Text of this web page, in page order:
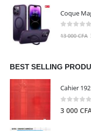
13 000CFA
BEST SELLING
3 000